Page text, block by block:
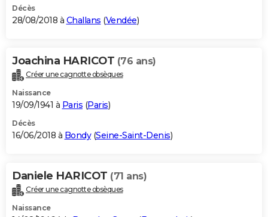
Décès
28/08/2018 à Challans (Vendée)
Joachina HARICOT (76 ans)
Créer une cagnotte obsèques
Naissance
19/09/1941 à Paris (Paris)
Décès
16/06/2018 à Bondy(Seine-Saint-Denis)
Daniele HARICOT (71 ans)
Créer une cagnotte obsèques
Naissance